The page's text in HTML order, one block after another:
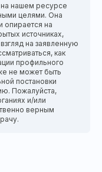
нашем ресурсе
целями. Она
опирается на
источниках,
на заявленную
как
профильного
не может быть
постановки
Пожалуйста,
и/или
верным